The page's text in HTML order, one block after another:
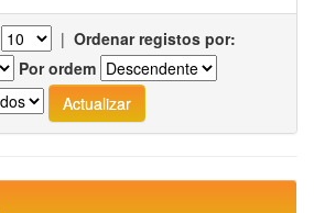
| Ordenar registos por:
Por ordem